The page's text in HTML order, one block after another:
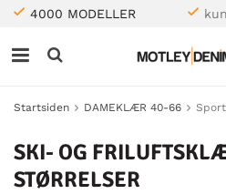
4000 MODELLER
Startsiden DAMEKLÆR 40-66
SKI- OG
STØRRELSER